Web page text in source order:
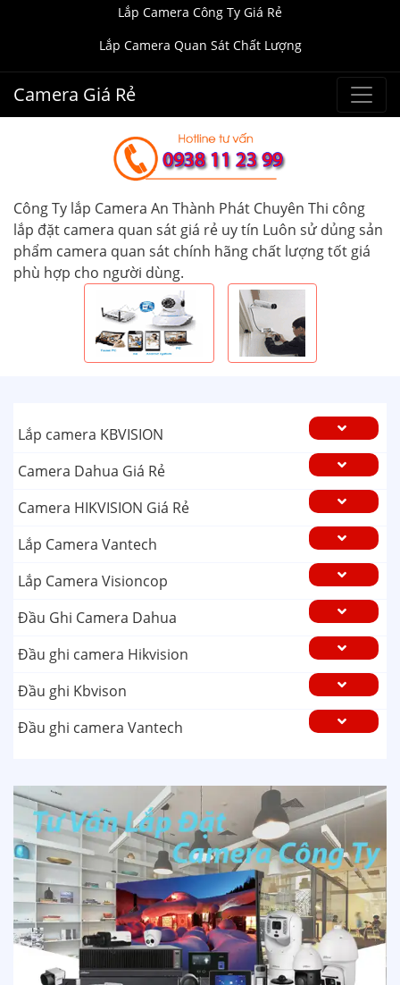
Lắp Camera Công Ty Giá Rẻ
Lắp Camera Quan Sát Chất Lượng
Camera Giá Rẻ
Công Ty lắp Camera An Thành Phát Chuyên Thi công
lắp đặt camera quan sát giá rẻ uy tín Luôn sử dủng sản
phẩm camera quan sát chính hãng chất lượng tốt giá
phù hợp cho người dùng.
Lắp camera KBVISION
Camera Dahua Giá Rẻ
Camera HIKVISION Giá Rẻ
Lắp Camera Vantech
Lắp Camera Visioncop
Đầu Ghi Camera Dahua
Đầu ghi camera Hikvision
Đầu ghi Kbvison
Đầu ghi camera Vantech